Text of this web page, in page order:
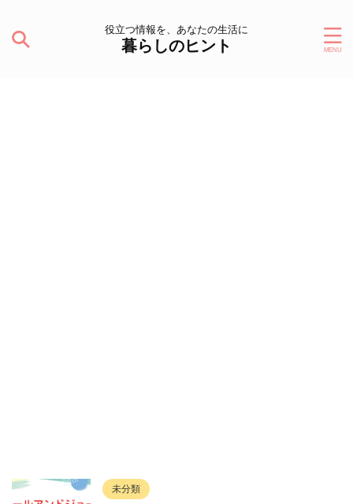
役立つ情報を、あなたの生活に
暮らしのヒント
未分類